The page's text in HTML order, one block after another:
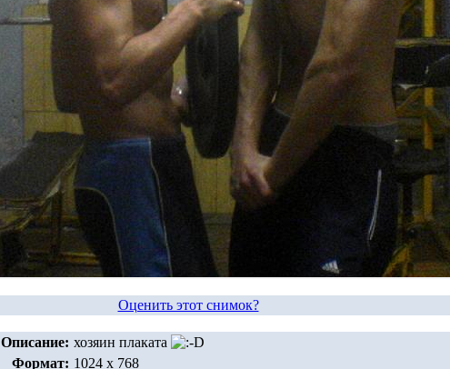
Оценить этот снимок?
Описание: хозяин плаката
Формат: 1024 x 768